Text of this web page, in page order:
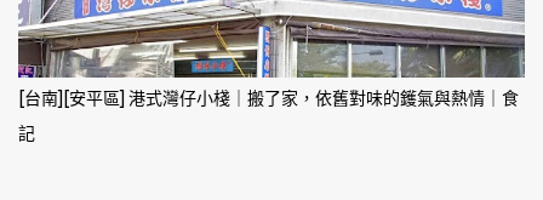
[台南][安平區] 港式灣仔小棧｜搬了家，依舊對味的鑊氣與熱情｜食
記